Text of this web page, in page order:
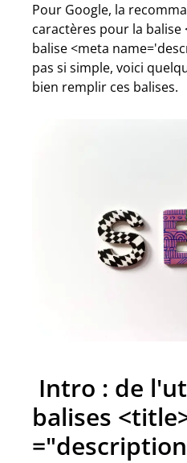
Pour Google, la
caractères pour la balise
balise <meta
pas si simple, voici
bien remplir ces balises.
Intro : de
balises <
="